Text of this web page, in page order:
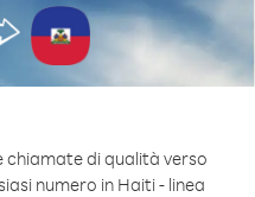
chiamate di qualità verso
numero in Haiti - linea